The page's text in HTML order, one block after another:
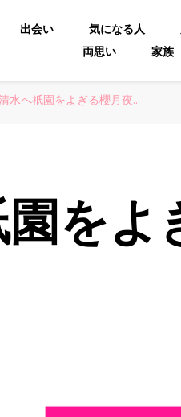
出会い 気になる人
両思い
家族
水へ祇園をよぎる櫻月夜…
をよ